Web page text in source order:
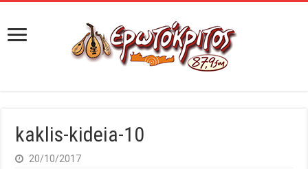
kaklis-kideia-10
20/10/2017